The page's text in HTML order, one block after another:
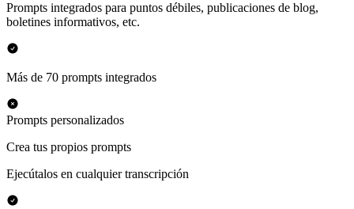
Prompts integrados para puntos débiles, publicaciones de blog,
boletines informativos, etc.
Más de 70 prompts integrados
Prompts personalizados
Crea tus propios prompts
Ejecútalos en cualquier transcripción